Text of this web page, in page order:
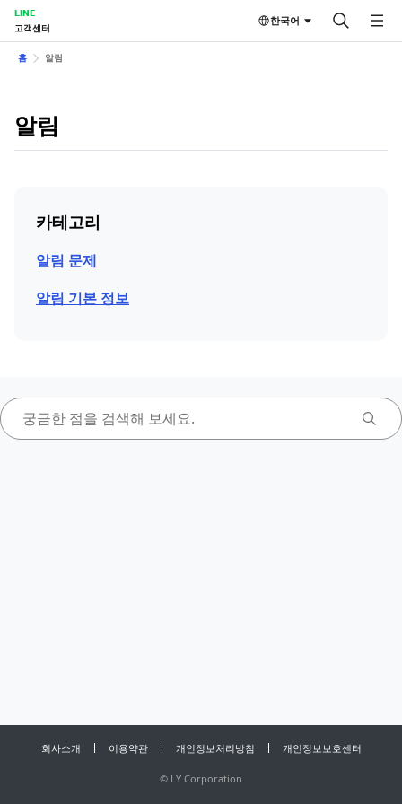
LINE
고객센터
한국어
홈 알림
알림
카테고리
알림 문제
알림 기본 정보
회사소개 이용약관 개인정보처리방침 개인정보보호센터
© LY Corporation